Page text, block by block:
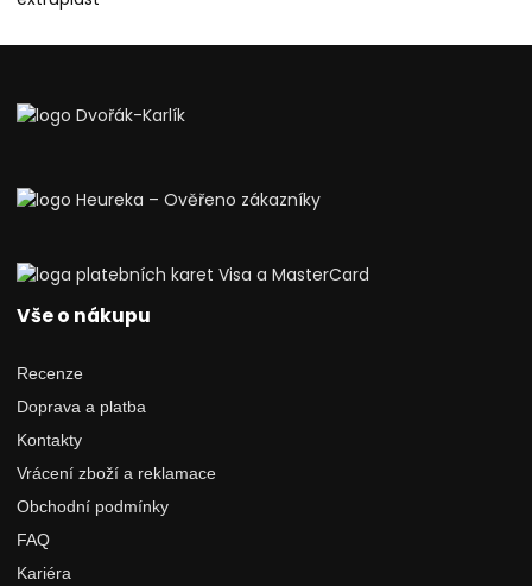
Vše o nákupu
Recenze
Doprava a platba
Kontakty
Vrácení zboží a reklamace
Obchodní podmínky
FAQ
Kariéra